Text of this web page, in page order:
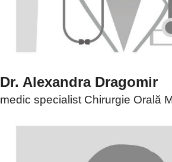
Dr. Alexandra Dragomir
medic specialist Chirurgie Orală